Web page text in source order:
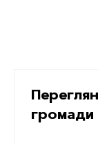
громади